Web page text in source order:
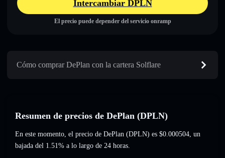
Intercambiar DPLN
El precio puede depender del servicio onramp
Cómo comprar DePlan con la cartera Solflare
Resumen de precios de DePlan (DPLN)
En este momento, el precio de DePlan (DPLN) es $0.000504, un
bajada del 1.51% a lo largo de 24 horas.